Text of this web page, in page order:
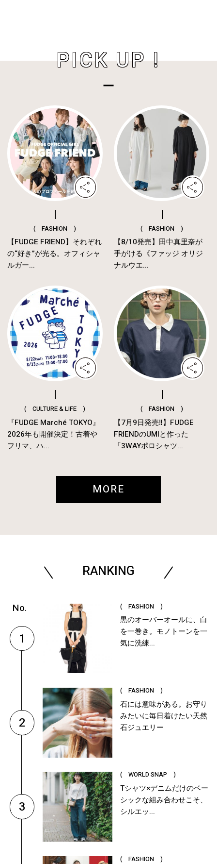
PICK UP !
( FASHION )
【FUDGE FRIEND】それぞれ
の“好き”が光る。オフィシャ
ルガー...
( FASHION )
【8/10発売】田中真里奈が
手がける《ファッジ オリジ
ナルウエ...
( CULTURE & LIFE )
『FUDGE Marché TOKYO』
2026年も開催決定！古着や
フリマ、ハ...
( FASHION )
【7月9日発売‼︎】FUDGE
FRIENDのUMIと作った
「3WAYポロシャツ...
MORE
RANKING
1
( FASHION )
黒のオーバーオールに、白
を一巻き。モノトーンを一
気に洗練...
2
( FASHION )
石には意味がある。お守り
みたいに毎日着けたい天然
石ジュエリー
3
( WORLD SNAP )
Tシャツ×デニムだけのベー
シックな組み合わせこそ、
シルエッ...
( FASHION )